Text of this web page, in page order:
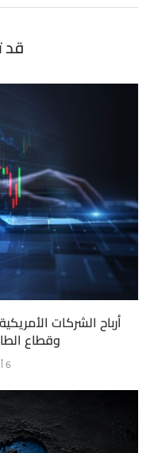
قد
أرباح الشركات
وقطاع
6 أغسطس، 2026